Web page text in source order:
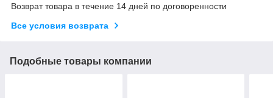
Возврат товара в течение 14 дней по договоренности
Все условия возврата
Подобные товары компании